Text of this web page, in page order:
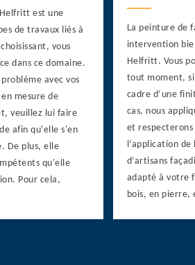
est une
de travaux liés à
vous
dans ce domaine.
avec vos
mesure de
veuillez lui faire
afin qu'elle s'en
De plus, elle
qu'elle
Pour cela,
La peinture de
intervention
Helfritt. Vous
tout moment, si
cadre d’une
cas, nous
et respecterons
l’application
d’artisans
adapté à votre
bois, en pierre,